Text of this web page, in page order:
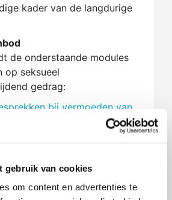
gebruik van cookies
om content en advertenties te
kader van de langdurige
de onderstaande modules
op seksueel
gedrag:
bij vermoeden van
- scenariomodel
bij vermoeden van
misbruik (verdieping met